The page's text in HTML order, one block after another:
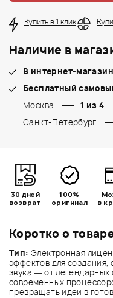
Коротко о
Тип: Электронная
эффектов для создания,
звука — от
современных
превращать идеи в
Купить в 1 клик
Наличие в
В интернет-
Бесплатный
Москва
1 из 4
Санкт-Петербург
30 дней
возврат
100%
оригинал
в